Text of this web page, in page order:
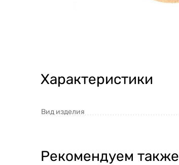
Характеристики
Вид изделия
Рекомендуем также